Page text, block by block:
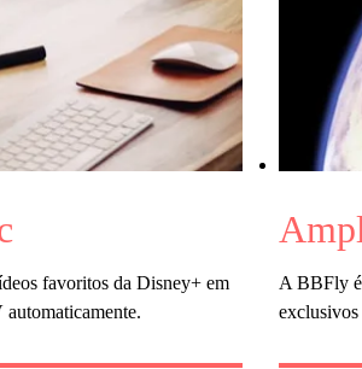
favoritos da Disney+ em
A BBFly é
exclusivos